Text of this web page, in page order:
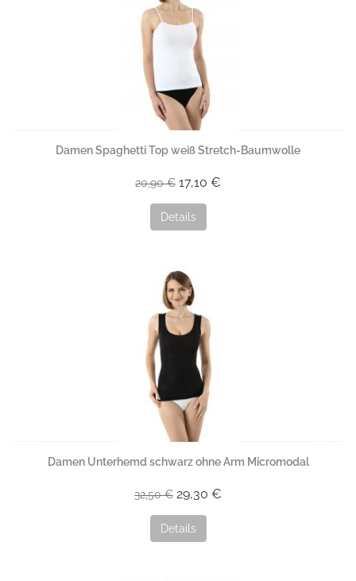
Damen Spaghetti Top weiß Stretch-Baumwolle
20,90 € 17,10 €
Details
Damen Unterhemd schwarz ohne Arm Micromodal
32,50 € 29,30 €
Details